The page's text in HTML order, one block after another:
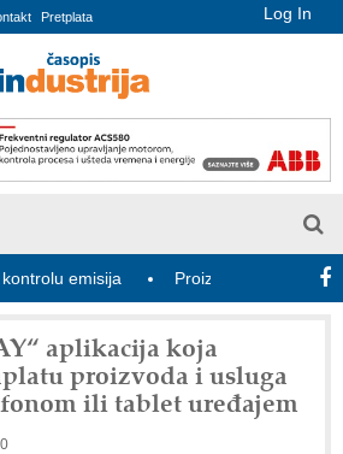
Log In
Pretplata
emisija Proizvodnja iC7 Hybrid
aplikacija koja
proizvoda i usluga
ili tablet uređajem